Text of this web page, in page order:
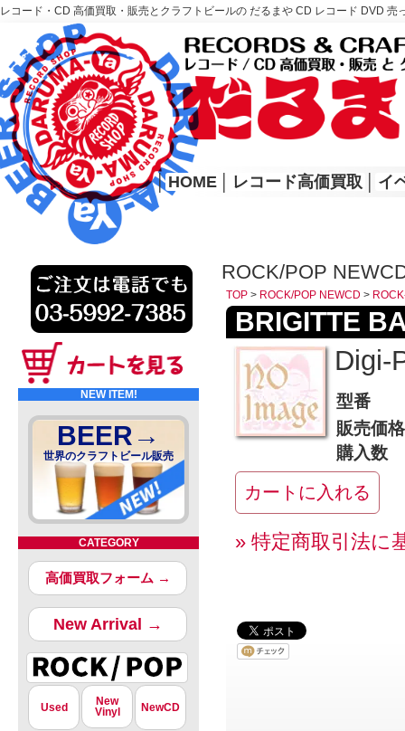
レコード・CD 高価買取・販売とクラフトビールの だるまや CD レコード DVD
レコード高価買取はこちら
HOME
│ HOME レコード高価買取 イ
NEW ITEM!
BEER→
世界のクラフトビール販売
CATEGORY
高価買取フォーム →
New Arrival →
Used
New
Vinyl
NewCD
ROCK/POP
TOP > ROCK/POP NEWCD >
BRIGITTE
Digi-
型番
販売価格
購入数
» 特定商取引法に